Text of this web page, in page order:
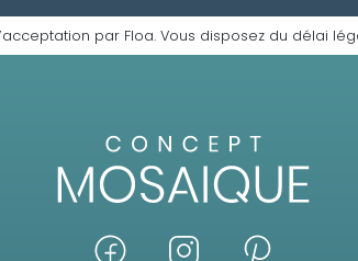
par Floa. Vous disposez du délai